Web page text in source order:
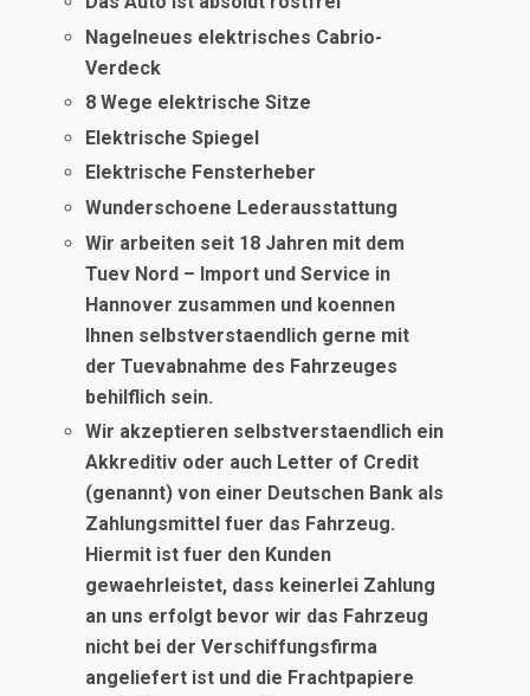
Nagelneues elektrisches Cabrio-
Verdeck
8 Wege elektrische Sitze
Elektrische Spiegel
Elektrische Fensterheber
Wunderschoene Lederausstattung
Wir arbeiten seit 18 Jahren mit dem
Tuev Nord – Import und Service in
Hannover zusammen und koennen
Ihnen selbstverstaendlich gerne mit
der Tuevabnahme des Fahrzeuges
behilflich sein.
Wir akzeptieren selbstverstaendlich ein
Akkreditiv oder auch Letter of Credit
(genannt) von einer Deutschen Bank als
Zahlungsmittel fuer das Fahrzeug.
Hiermit ist fuer den Kunden
gewaehrleistet, dass keinerlei Zahlung
an uns erfolgt bevor wir das Fahrzeug
nicht bei der Verschiffungsfirma
angeliefert ist und die Frachtpapiere